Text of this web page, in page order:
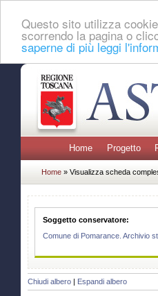
Questo sito utilizza
scorrendo la pagina o
saperne di più leggi
Home Progetto
Home » Visualizza scheda
Soggetto conservatore:
Comune di Pomarance. Archivio
Chiudi albero Espandi albero